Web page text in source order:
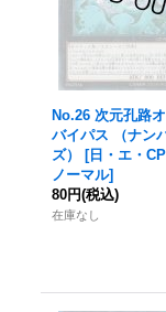
No.26 次元孔路
バイパス （ナン
ズ）
[日・エ・
ノーマル]
80円(税込)
在庫なし